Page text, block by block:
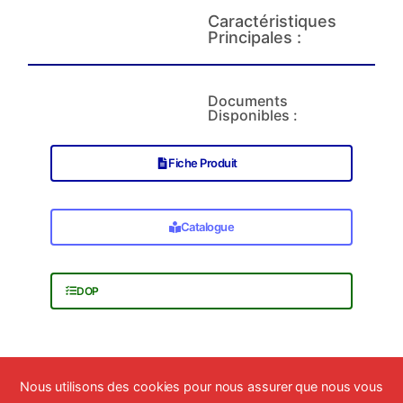
Caractéristiques
Principales :
Documents
Disponibles :
Fiche Produit
Catalogue
DOP
Nous utilisons des cookies pour nous assurer que nous vous